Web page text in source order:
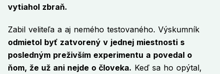
vytiahol zbraň.
Zabil veliteľa a aj nemého testovaného. Výskumník
odmietol byť zatvorený v jednej miestnosti s
posledným preživším experimentu a povedal o
ňom, že už ani nejde o človeka. Keď sa ho opýtal,